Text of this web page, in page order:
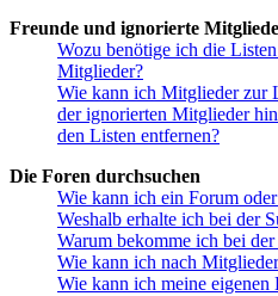
Freunde und ignorierte
Wozu benötige ich die
Mitglieder?
Wie kann ich Mitglieder zur
der ignorierten Mitglieder
den Listen entfernen?
Die Foren durchsuchen
Wie kann ich ein Forum
Weshalb erhalte ich bei der
Warum bekomme ich bei der
Wie kann ich nach
Wie kann ich meine